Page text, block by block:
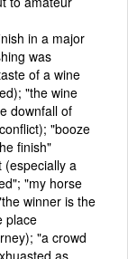
in a major
was
of a wine
"the wine
downfall of
"booze
finish"
a
"my horse
winner is the
place
"a crowd
as